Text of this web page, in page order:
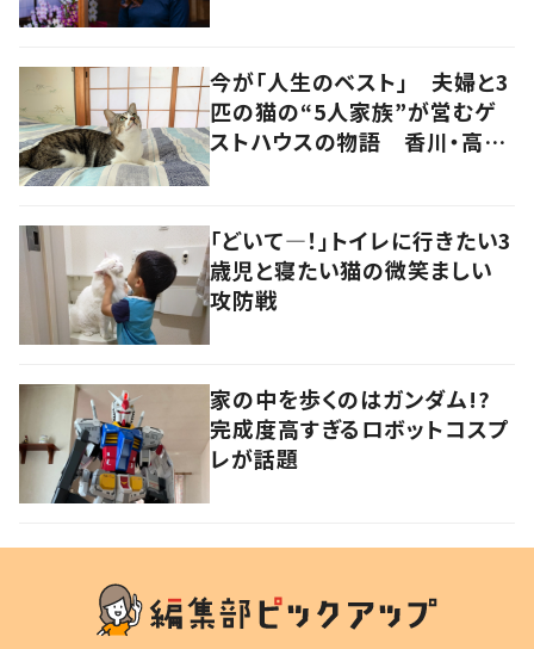
今が「人生のベスト」 夫婦と3
匹の猫の“5人家族”が営むゲ
ストハウスの物語 香川・高松
「どいて―！」トイレに行きたい3
歳児と寝たい猫の微笑ましい
攻防戦
家の中を歩くのはガンダム!?
完成度高すぎるロボットコスプ
レが話題